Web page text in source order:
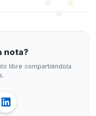
nota?
libre compartiéndola